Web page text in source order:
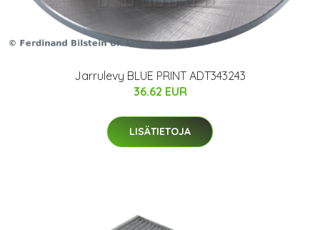
Jarrulevy BLUE PRINT ADT343243
36.62 EUR
LISÄTIETOJA